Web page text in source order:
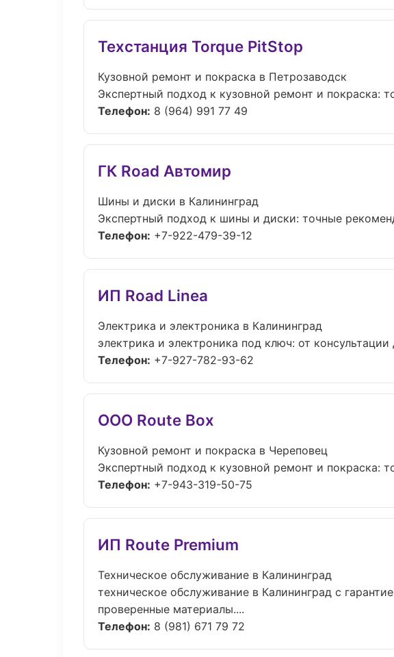
Техстанция Torque PitStop
Кузовной ремонт и покраска в Петрозаводск
Экспертный подход к кузовной ремонт и покраска:
Телефон: 8 (964) 991 77 49
ГК Road Автомир
Шины и диски в Калининград
Экспертный подход к шины и диски: точные
Телефон: +7-922-479-39-12
ИП Road Linea
Электрика и электроника в Калининград
электрика и электроника под ключ: от
Телефон: +7-927-782-93-62
ООО Route Box
Кузовной ремонт и покраска в Череповец
Экспертный подход к кузовной ремонт и покраска:
Телефон: +7-943-319-50-75
ИП Route Premium
Техническое обслуживание в Калининград
техническое обслуживание в Калининград с
проверенные материалы....
Телефон: 8 (981) 671 79 72